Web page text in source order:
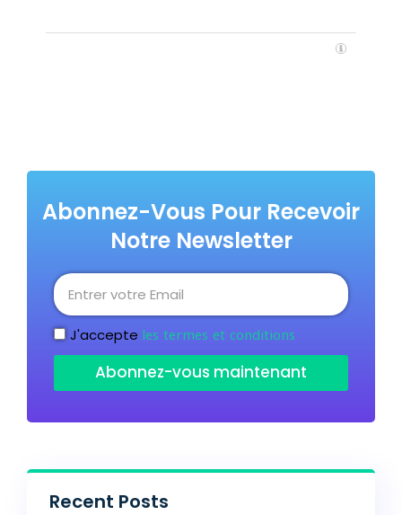
Abonnez-Vous Pour Recevoir
Notre Newsletter
J'accepte les termes et conditions
Abonnez-vous maintenant
Recent Posts